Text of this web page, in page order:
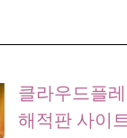
클라우드플
해적판 사이